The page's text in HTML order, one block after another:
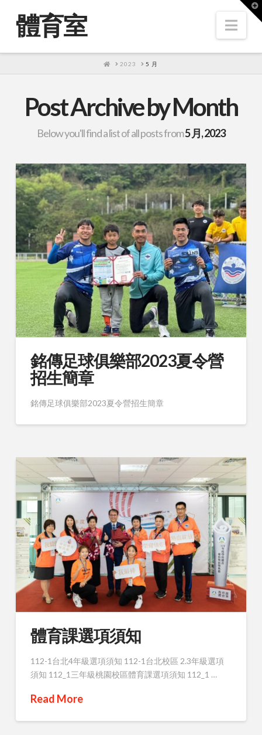
體育室
HOME
2023 5 月
Post Archive by Month
Below you'll find a list of all posts from5 月, 2023
銘傳足球俱樂部2023夏令營
招生簡章
銘傳足球俱樂部2023夏令營招生簡章
體育課選項須知
112-1台北4年級選項須知 112-1台北校區 2.3年級選項
須知 112_1三年級桃園校區體育課選項須知 112_1 …
Read More